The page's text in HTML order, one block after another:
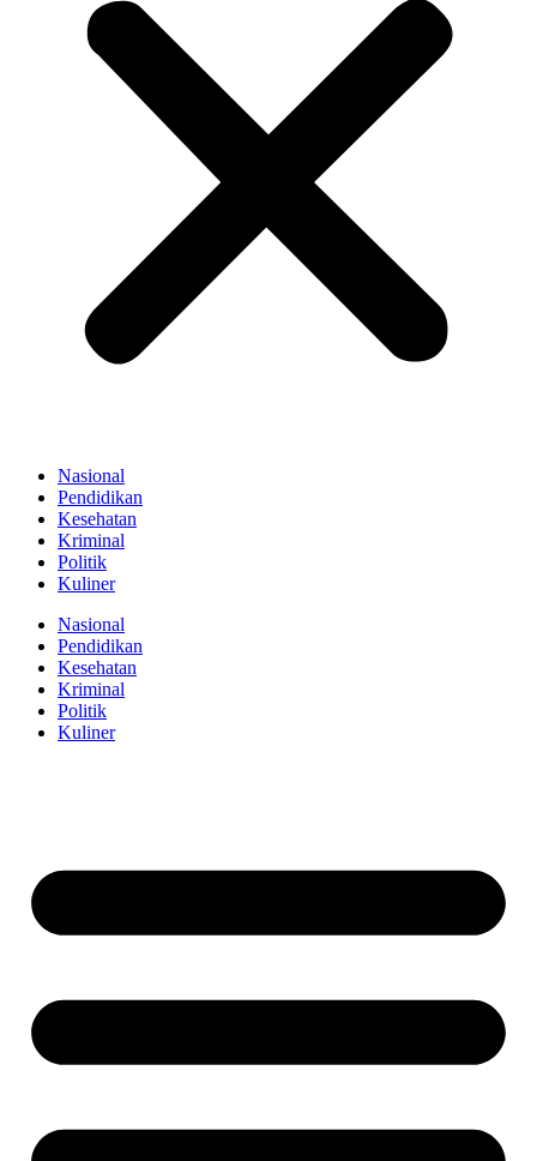
Nasional
Pendidikan
Kesehatan
Kriminal
Politik
Kuliner
Nasional
Pendidikan
Kesehatan
Kriminal
Politik
Kuliner